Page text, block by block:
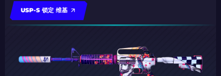
USP-S 锁定 维基